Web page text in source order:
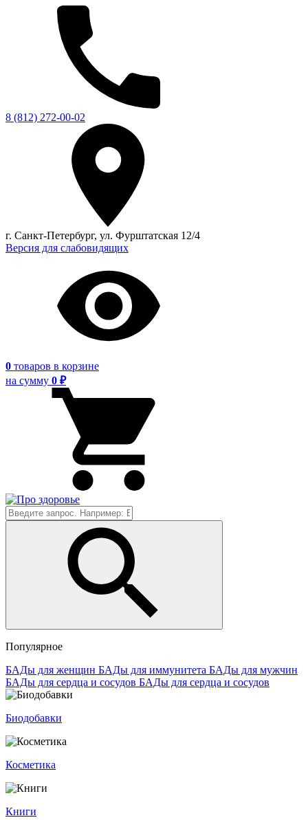
8 (812) 272-00-02
г. Санкт-Петербург, ул. Фурштатская 12/4
Версия для слабовидящих
0 товаров в корзине
на сумму 0 ₽
Популярное
БАДы для женщин БАДы для иммунитета БАДы для мужчин
БАДы для сердца и сосудов БАДы для сердца и сосудов
Биодобавки
Косметика
Книги